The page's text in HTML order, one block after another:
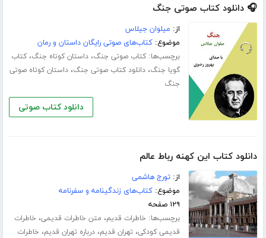
🎧 دانلود کتاب صوتی جنگ
از: میلوان جیلاس
موضوع:کتاب‌های صوتی رایگان داستان و رمان
برچسب‌ها:کتاب صوتی جنگ،داستان کوتاه جنگ،کتاب
گویا جنگ،دانلود کتاب صوتی جنگ،داستان کوتاه صوتی
جنگ
دانلود کتاب صوتی
دانلود کتاب این کهنه رباط عالم
از:تورج هاشمی
موضوع:کتاب‌های زندگینامه و سفرنامه
۱۲۹ صفحه
برچسب‌ها: خاطرات قدیم، متن خاطرات قدیمی، خاطرات
قدیمی کودکی، تهران قدیم،درباره تهران قدیم، خاطرات